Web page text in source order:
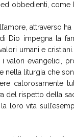
obbedienti,
attraverso
Dio impegna la
umani e
valori evangelici,
nella liturgia che
rispetto della
loro vita